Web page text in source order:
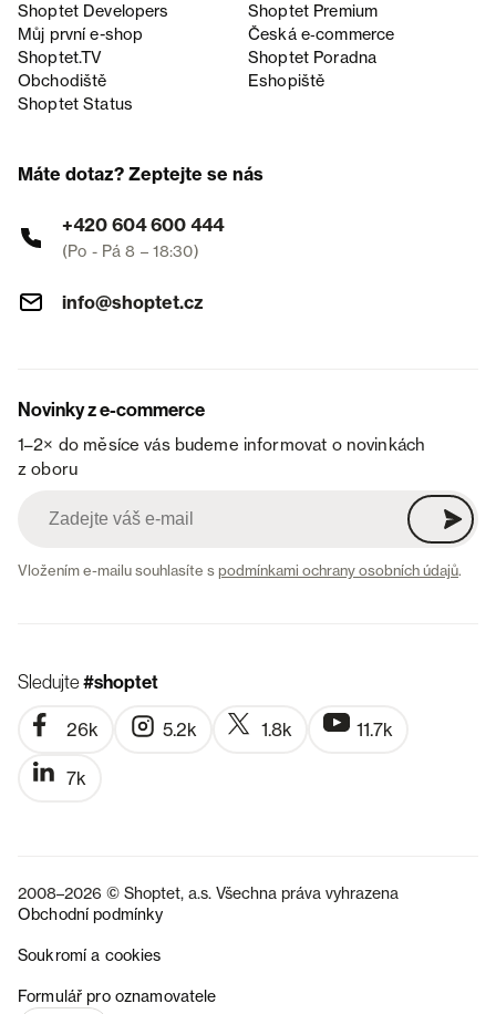
Shoptet Developers
Shoptet Premium
Můj první e-shop
Česká e‑commerce
Shoptet.TV
Shoptet Poradna
Obchodiště
Eshopiště
Shoptet Status
Máte dotaz? Zeptejte se nás
+420 604 600 444
(Po - Pá 8 – 18:30)
info@shoptet.cz
Novinky z e-commerce
1–2× do měsíce vás budeme informovat o novinkách
z oboru
Vložením e-mailu souhlasíte spodmínkami ochrany osobních údajů.
Sledujte#shoptet
26k 5.2k 1.8k 11.7k
7k
2008–2026 © Shoptet, a.s. Všechna práva vyhrazena
Obchodní podmínky
Soukromí a cookies
Formulář pro oznamovatele